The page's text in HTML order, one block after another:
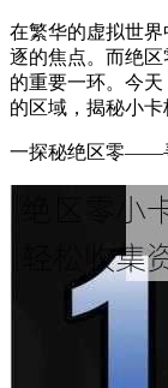
在繁华的虚拟世
逐的焦点。而绝
的重要一环。今
的区域，揭秘小卡
一探秘绝区零——